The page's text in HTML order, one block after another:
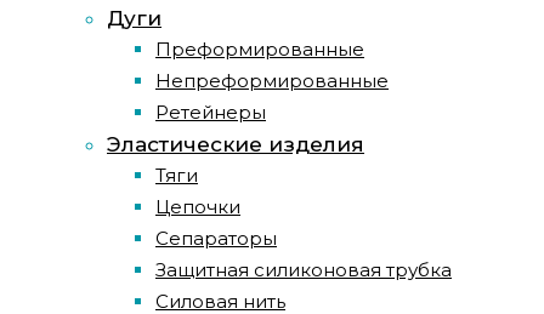
Дуги
Преформированные
Непреформированные
Ретейнеры
Эластические изделия
Тяги
Цепочки
Сепараторы
Защитная силиконовая трубка
Силовая нить